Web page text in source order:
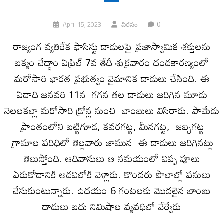
April 15, 2023 విరసం 0
రాజ్యంగ వ్యతిరేక ఫాసిస్టు దాడులపై ప్రజాస్వామిక శక్తులను
ఐక్యం చేద్దాం ఏప్రిల్‌ 7వ తేదీ శుక్రవారం దండకారణ్యంలో
మరోసారి భారత ప్రభుత్వం వైమానిక దాడులు చేసింది. ఈ
ఏడాది జనవరి 11న గగన తల దాడులు జరిగిన మూడు
నెలలకల్లా మరోసారి డ్రోన్ల నుంచి బాంబులు విసిరారు. పామేడు
ప్రాంతంలోని బట్టిగూడ, కవరగట్ట, మీనగట్ట, జబ్బగట్ట
గ్రామాల పరిధిలో తెల్లవారు జామున ఈ దాడులు జరిగినట్లు
తెలుస్తోంది. ఆదివాసులు ఆ సమయంలో విప్ప పూలు
ఏరుకోడానికి అడవిలోకి వెళ్లారు. కొందరు పొలాల్లో పనులు
చేసుకుంటున్నారు. ఉదయం 6 గంటలకు మొదలైన బాంబు
దాడులు ఐదు నిమిషాల వ్యవధిలో వేర్వేరు